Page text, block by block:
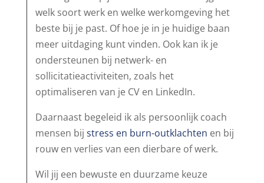
welk soort werk en welke werkomgeving het
beste bij je past. Of hoe je in je huidige baan
meer uitdaging kunt vinden. Ook kan ik je
ondersteunen bij netwerk- en
sollicitatieactiviteiten, zoals het
optimaliseren van je CV en LinkedIn.
Daarnaast begeleid ik als persoonlijk coach
mensen bij stress en burn-outklachten en bij
rouw en verlies van een dierbare of werk.
Wil jij een bewuste en duurzame keuze